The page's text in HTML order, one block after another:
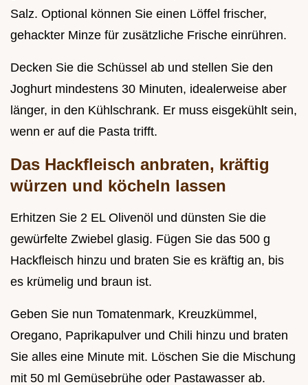
Salz. Optional können Sie einen Löffel frischer,
gehackter Minze für zusätzliche Frische einrühren.
Decken Sie die Schüssel ab und stellen Sie den
Joghurt mindestens 30 Minuten, idealerweise aber
länger, in den Kühlschrank. Er muss eisgekühlt sein,
wenn er auf die Pasta trifft.
Das Hackfleisch anbraten, kräftig
würzen und köcheln lassen
Erhitzen Sie 2 EL Olivenöl und dünsten Sie die
gewürfelte Zwiebel glasig. Fügen Sie das 500 g
Hackfleisch hinzu und braten Sie es kräftig an, bis
es krümelig und braun ist.
Geben Sie nun Tomatenmark, Kreuzkümmel,
Oregano, Paprikapulver und Chili hinzu und braten
Sie alles eine Minute mit. Löschen Sie die Mischung
mit 50 ml Gemüsebrühe oder Pastawasser ab.